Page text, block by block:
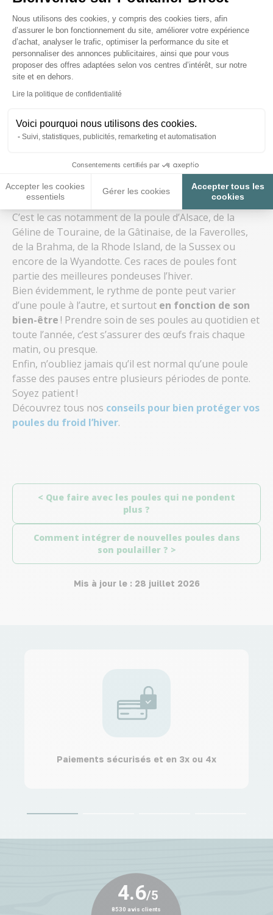
Plateforme de Gestion du
Nous utilisons des cookies, y compris des cookies tiers, afin
d’assurer le bon fonctionnement du site, améliorer votre expérience
d’achat, analyser le trafic, optimiser la performance du site et
personnaliser des annonces publicitaires, ainsi que pour vous
proposer des offres adaptées selon vos centres d’intérêt, sur notre
site et en dehors.
Lire la politique de confidentialité
Voici pourquoi nous utilisons des cookies.
Suivi, statistiques, publicités, remarketing et automatisation
Consentements certifiés par
Accepter les cookies
essentiels
Gérer les cookies
Accepter tous les
cookies
Axeptio consent
Privilégiez les pâtées riches en protéines, le maïs, ou
encore les pâtées tièdes pour les aider à se
réchauffer. Vous pouvez également leur donner des
fortifiants sous forme de vitamineset quelques
friandises de temps en temps.
abondance à vos poules. Attention à ce qu’elle ne gèle
être utile dans les régions les plus froides.
Opter pour des races de poules pondeuses l’hiver
Pour mettre toutes les chances de son côté, la
meilleure solution reste encore d’adopter des poules
reconnues pour leurrythme de ponterégulier
durant l’hiver.
C’est le cas notamment de la poule d’Alsace, de la
Géline de Touraine, de la Gâtinaise, de la Faverolles,
de la Brahma, de la Rhode Island, de la Sussex ou
encore de la Wyandotte. Ces races de poules font
partie des meilleures pondeuses l’hiver.
Bien évidemment, le rythme de ponte peut varier
d’une poule à l’autre, et surtout en fonction de son
bien-être ! Prendre soin de ses poules au quotidien et
toute l’année, c’est s’assurer des œufs frais chaque
matin, ou presque.
Enfin, n’oubliez jamais qu’il est normal qu’une poule
fasse des pauses entre plusieurs périodes de ponte.
Soyez patient !
Découvrez tous nos conseils pour bien protéger vos
poules du froid l’hiver.
< Que faire avec les poules qui ne pondent
plus ?
Comment intégrer de nouvelles poules dans
son poulailler ? >
Mis à jour le : 28 juillet 2026
Paiements sécurisés et en 3x ou 4x